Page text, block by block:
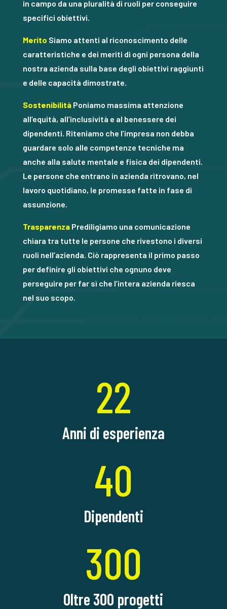
in campo da una pluralità di ruoli per conseguire
specifici obiettivi.
Merito Siamo attenti al riconoscimento delle
caratteristiche e dei meriti di ogni persona della
nostra azienda sulla base degli obiettivi raggiunti
e delle capacità dimostrate.
Sostenibilità Poniamo massima attenzione
all’equità, all’inclusività e al benessere dei
dipendenti. Riteniamo che l’impresa non debba
guardare solo alle competenze tecniche ma
anche alla salute mentale e fisica dei dipendenti.
Le persone che entrano in azienda ritrovano, nel
lavoro quotidiano, le promesse fatte in fase di
assunzione.
Trasparenza Prediligiamo una comunicazione
chiara tra tutte le persone che rivestono i diversi
ruoli nell’azienda. Ciò rappresenta il primo passo
per definire gli obiettivi che ognuno deve
perseguire per far sì che l’intera azienda riesca
nel suo scopo.
22
Anni di esperienza
40
Dipendenti
300
Oltre 300 progetti